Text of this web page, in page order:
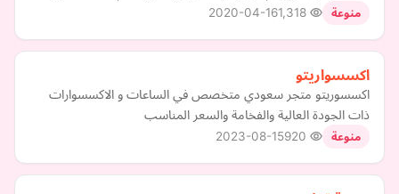
منوعة 2020-04-16
اكسسواريتو
اكسسوريتو متجر سعودي متخصص في الساعات و الاكسسوارات
ذات الجودة العالية والفخامة والسعر المناسب
منوعة 2023-08-15